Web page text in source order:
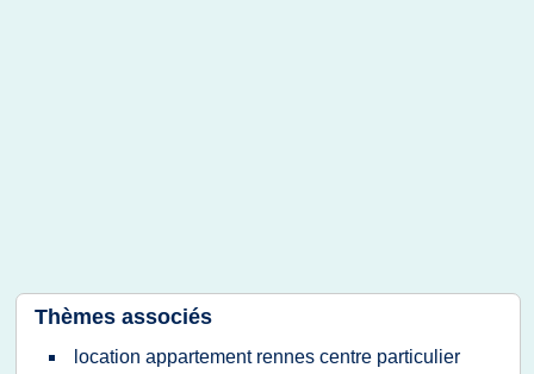
Thèmes associés
location appartement rennes centre particulier